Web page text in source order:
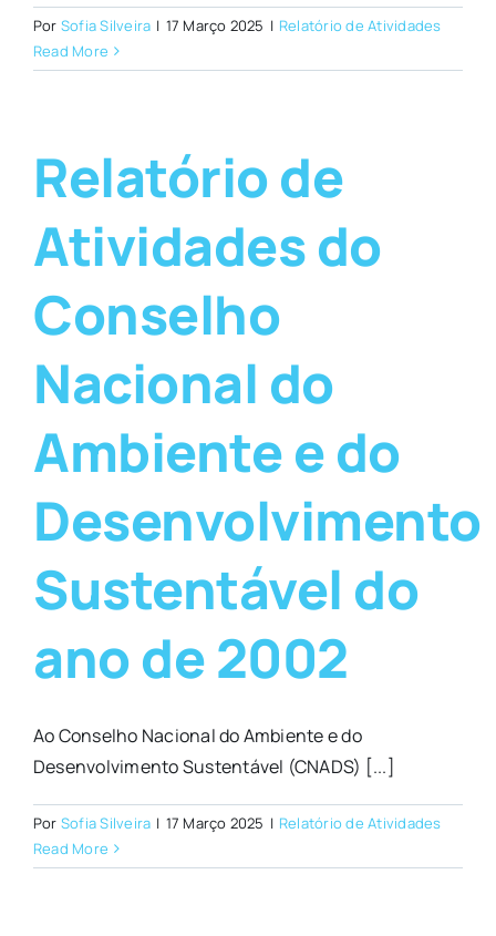
Por Sofia Silveira | 17 Março 2025 | Relatório de Atividades
Read More
Relatório de
Atividades do
Conselho
Nacional do
Ambiente e do
Desenvolvimento
Sustentável do
ano de 2002
Ao Conselho Nacional do Ambiente e do
Desenvolvimento Sustentável (CNADS) [...]
Por Sofia Silveira | 17 Março 2025 | Relatório de Atividades
Read More